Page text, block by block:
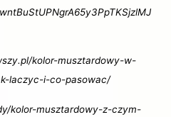
kolor-musztardowy-w-
laczyc-i-co-pasowac/
kolor-musztardowy-z-czym-